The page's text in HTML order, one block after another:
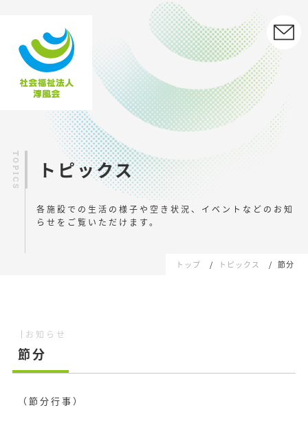
トピックス
各施設での生活の様子や空き状況、イベントなどの お知
らせをご覧いただけます。
トップ トピックス 節分
お知らせ
節分
（節分行事）